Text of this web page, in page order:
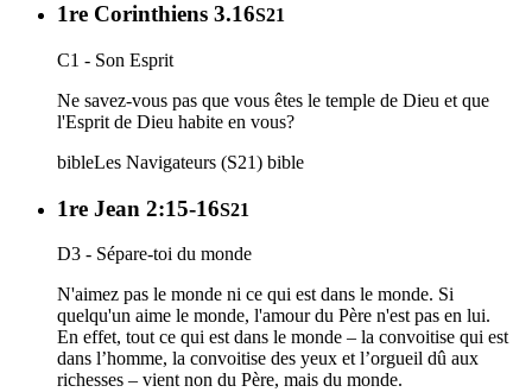
1re Corinthiens 3.16S21
C1 - Son Esprit
Ne savez-vous pas que vous êtes le temple de Dieu et que
l'Esprit de Dieu habite en vous?
bibleLes Navigateurs (S21) bible
1re Jean 2:15-16S21
D3 - Sépare-toi du monde
N'aimez pas le monde ni ce qui est dans le monde. Si
quelqu'un aime le monde, l'amour du Père n'est pas en lui.
En effet, tout ce qui est dans le monde – la convoitise qui est
dans l’homme, la convoitise des yeux et l’orgueil dû aux
richesses – vient non du Père, mais du monde.